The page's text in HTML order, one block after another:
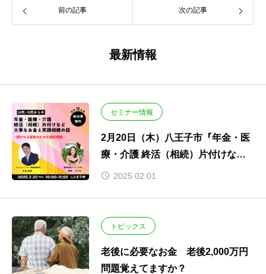
前の記事 次の記事
最新情報
セミナー情報
2月20日（木）八王子市『年金・医
療・介護 終活（相続）片付けなど
大事なお金と笑顔相続の話』開催し
2025.02.01
トピックス
老後に必要なお金 老後2,000万円
問題覚えてますか？